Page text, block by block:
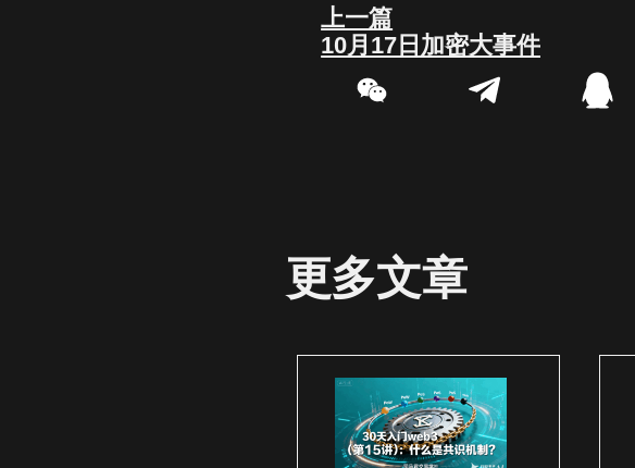
Prev
上一篇
10月17日加密大事件
更多文章